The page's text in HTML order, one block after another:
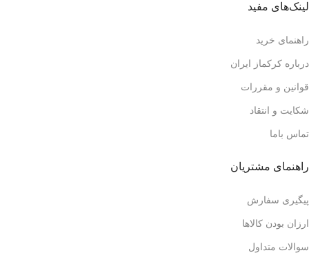
لینک‌های مفید
راهنمای خرید
درباره کرکماز ایران
قوانین و مقررات
شکایت و انتقاد
تماس باما
راهنمای مشتریان
پیگیری سفارش
ارزان بودن کالاها
سوالات متداول